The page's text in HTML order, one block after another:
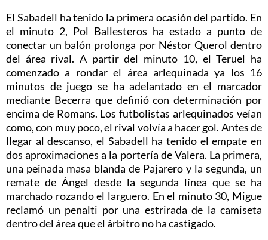
El Sabadell ha tenido la primera ocasión del partido. En
el minuto 2, Pol Ballesteros ha estado a punto de
conectar un balón prolonga por Néstor Querol dentro
del área rival. A partir del minuto 10, el Teruel ha
comenzado a rondar el área arlequinada ya los 16
minutos de juego se ha adelantado en el marcador
mediante Becerra que definió con determinación por
encima de Romans. Los futbolistas arlequinados veían
como, con muy poco, el rival volvía a hacer gol. Antes de
llegar al descanso, el Sabadell ha tenido el empate en
dos aproximaciones a la portería de Valera. La primera,
una peinada masa blanda de Pajarero y la segunda, un
remate de Ángel desde la segunda línea que se ha
marchado rozando el larguero. En el minuto 30, Migue
reclamó un penalti por una estrirada de la camiseta
dentro del área que el árbitro no ha castigado.